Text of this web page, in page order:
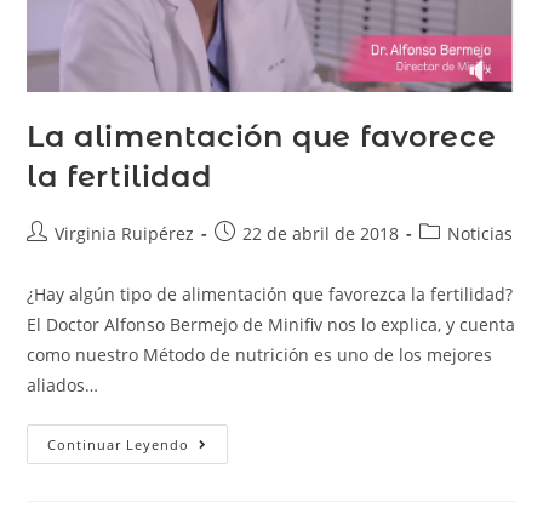
La alimentación que favorece
la fertilidad
Virginia Ruipérez 22 de abril de 2018 Noticias
¿Hay algún tipo de alimentación que favorezca la fertilidad?
El Doctor Alfonso Bermejo de Minifiv nos lo explica, y cuenta
como nuestro Método de nutrición es uno de los mejores
aliados…
Continuar Leyendo